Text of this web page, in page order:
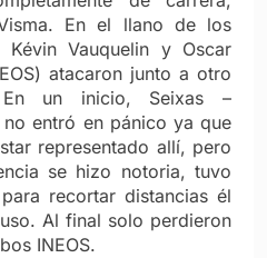
En el llano de los
Vauquelin y Oscar
atacaron junto a otro
un inicio, Seixas –
entró en pánico ya que
representado allí, pero
se hizo notoria, tuvo
recortar distancias él
Al final solo perdieron
INEOS.